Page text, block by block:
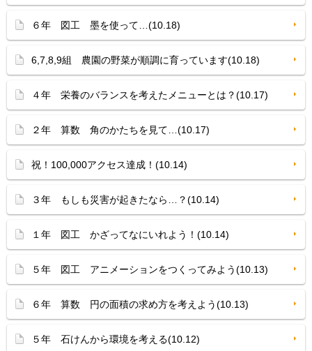
６年 図工 墨を使って…(10.18)
6,7,8,9組 農園の野菜が順調に育っています(10.18)
４年 栄養のバランスを考えたメニューとは？(10.17)
２年 算数 角のかたちを見て…(10.17)
祝！100,000アクセス達成！(10.14)
３年 もしも災害が起きたなら…？(10.14)
１年 図工 かざってなにいれよう！(10.14)
５年 図工 アニメーションをつくってみよう(10.13)
６年 算数 円の面積の求め方を考えよう(10.13)
５年 石けんから環境を考える(10.12)